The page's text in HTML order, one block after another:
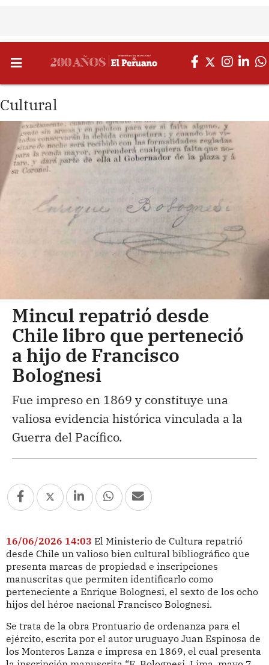
Cultural
Mincul repatrió desde
Chile libro que perteneció
a hijo de Francisco
Bolognesi
Fue impreso en 1869 y constituye una
valiosa evidencia histórica vinculada a la
Guerra del Pacífico.
16/06/2026 14:03 El Ministerio de Cultura repatrió
desde Chile un valioso bien cultural bibliográfico que
presenta marcas de propiedad e inscripciones
manuscritas que permiten identificarlo como
perteneciente a Enrique Bolognesi, el sexto de los ocho
hijos del héroe nacional Francisco Bolognesi.
Se trata de la obra Prontuario de ordenanza para el
ejército, escrita por el autor uruguayo Juan Espinosa de
los Monteros Lanza e impresa en 1869, el cual presenta